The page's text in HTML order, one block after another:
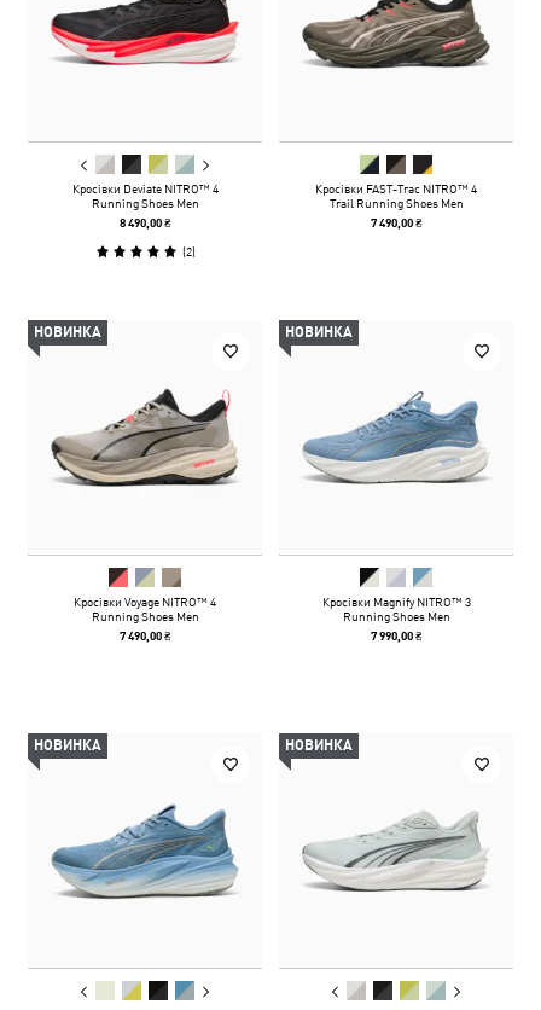
Кросівки Deviate NITRO™ 4
Running Shoes Men
8 490,00 ₴
(2)
Кросівки FAST-Trac NITRO™ 4
Trail Running Shoes Men
7 490,00 ₴
НОВИНКА
Кросівки Voyage NITRO™ 4
Running Shoes Men
7 490,00 ₴
НОВИНКА
Кросівки Magnify NITRO™ 3
Running Shoes Men
7 990,00 ₴
НОВИНКА НОВИНКА